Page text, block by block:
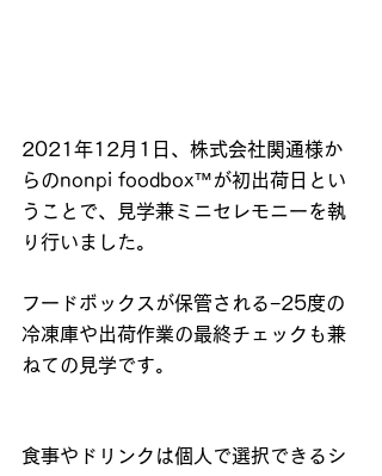
2021年12月1日、株式会社関通様か
らのnonpi foodbox™が初出荷日とい
うことで、見学兼ミニセレモニーを執
り行いました。
フードボックスが保管される−25度の
冷凍庫や出荷作業の最終チェックも兼
ねての見学です。
食事やドリンクは個人で選択できるシ